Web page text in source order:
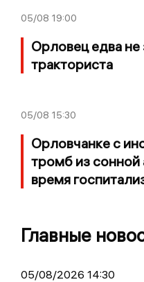
05/08 19:00
Орловец едва не
тракториста
05/08 15:30
Орловчанке с
тромб из
время
Главные
05/08/2026 14:30